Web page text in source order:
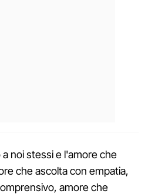
noi stessi e l'amore che
che ascolta con empatia,
amore che